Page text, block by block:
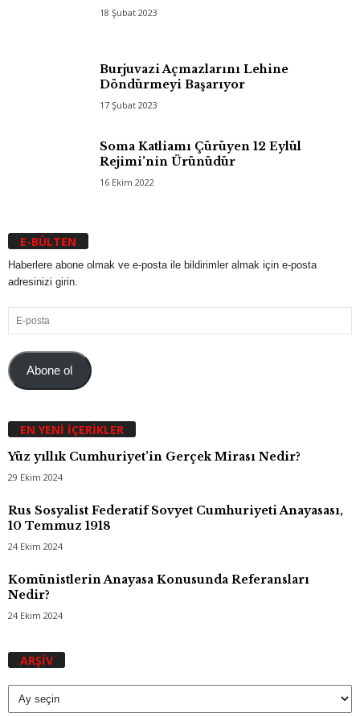
18 Şubat 2023
Burjuvazi Açmazlarını Lehine
Döndürmeyi Başarıyor
17 Şubat 2023
Soma Katliamı Çürüyen 12 Eylül
Rejimi’nin Ürünüdür
16 Ekim 2022
E-BÜLTEN
Haberlere abone olmak ve e-posta ile bildirimler almak için e-posta
adresinizi girin.
E-
posta
Abone ol
EN YENI İÇERIKLER
Yüz yıllık Cumhuriyet’in Gerçek Mirası Nedir?
29 Ekim 2024
Rus Sosyalist Federatif Sovyet Cumhuriyeti Anayasası,
10 Temmuz 1918
24 Ekim 2024
Komünistlerin Anayasa Konusunda Referansları
Nedir?
24 Ekim 2024
ARŞIV